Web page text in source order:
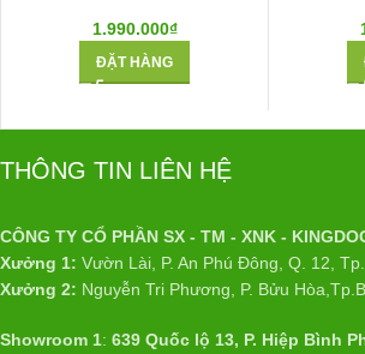
1.990.000₫
ĐẶT HÀNG
THÔNG TIN LIÊN HỆ
CÔNG TY CỔ PHẦN SX - TM - XNK -
Xưởng 1: Vườn Lài, P. An Phú Đông, Q. 12,
Xưởng 2: Nguyễn Tri Phương, P. Bửu
Showroom 1: 639 Quốc lộ 13, P. Hiệp Bình